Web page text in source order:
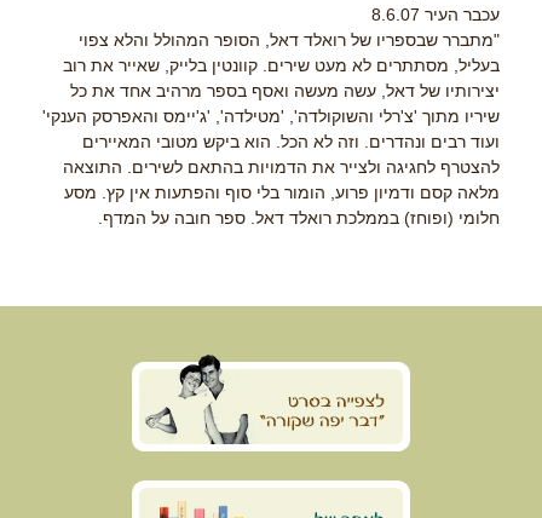
עכבר העיר 8.6.07
"מתברר שבספריו של רואלד דאל, הסופר המהולל והלא צפוי
בעליל, מסתתרים לא מעט שירים. קוונטין בלייק, שאייר את רוב
יצירותיו של דאל, עשה מעשה ואסף בספר מרהיב אחד את כל
שיריו מתוך 'צ'רלי והשוקולדה', 'מטילדה', 'ג'יימס והאפרסק הענקי'
ועוד רבים ונהדרים. וזה לא הכל. הוא ביקש מטובי המאיירים
להצטרף לחגיגה ולצייר את הדמויות בהתאם לשירים. התוצאה
מלאה קסם ודמיון פרוע, הומור בלי סוף והפתעות אין קץ. מסע
חלומי (ופוחז) בממלכת רואלד דאל. ספר חובה על המדף.